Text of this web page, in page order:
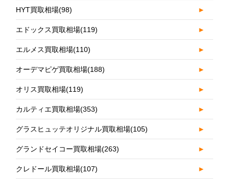
HYT買取相場(98) ►
エドックス買取相場(119) ►
エルメス買取相場(110) ►
オーデマピゲ買取相場(188) ►
オリス買取相場(119) ►
カルティエ買取相場(353) ►
グラスヒュッテオリジナル買取相場(105) ►
グランドセイコー買取相場(263) ►
クレドール買取相場(107) ►